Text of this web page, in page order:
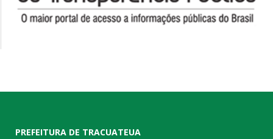
PREFEITURA DE TRACUATEUA